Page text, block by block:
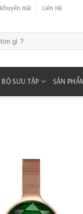
Khuyến mãi Liên Hệ
BỘ SƯU TẬP SẢN